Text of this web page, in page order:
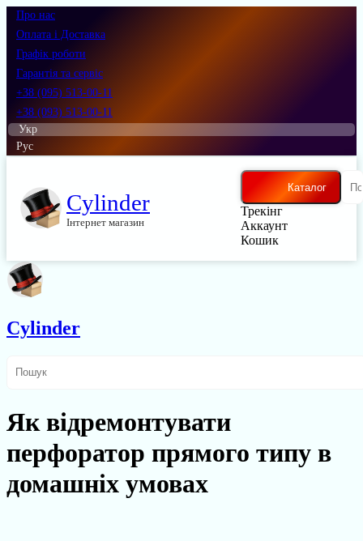
Про нас
Оплата і Доставка
Графік роботи
Гарантія та сервіс
+38 (095) 513-00-11
+38 (093) 513-00-11
Укр
Рус
Cylinder
Інтернет магазин
Каталог
Трекінг
Аккаунт
Кошик
Cylinder
Як відремонтувати
перфоратор прямого типу в
домашніх умовах